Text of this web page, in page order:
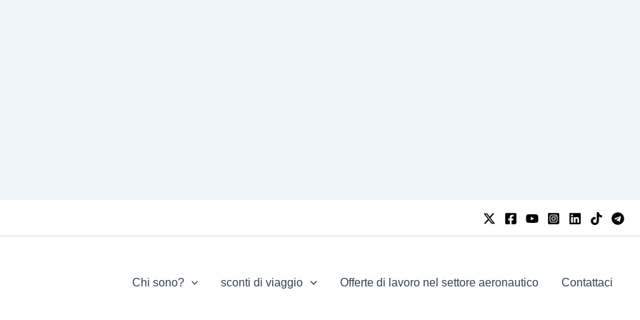
Chi sono? sconti di viaggio Offerte di lavoro nel settore aeronautico Contattaci